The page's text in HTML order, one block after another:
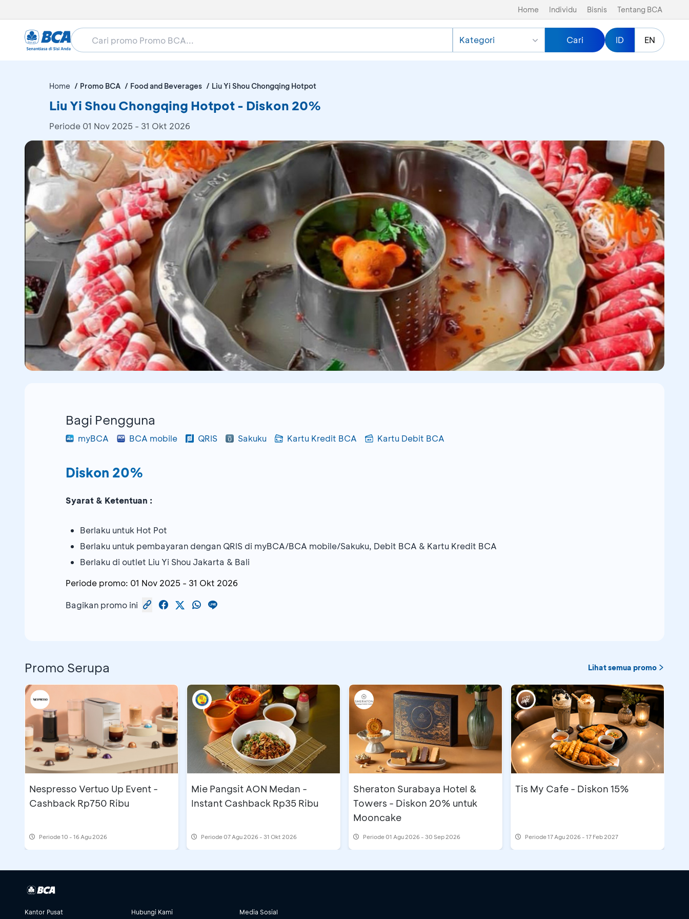
Home Individu Bisnis Tentang BCA
Kategori Cari ID EN
Home Promo BCA Food and Beverages Liu Yi Shou Chongqing Hotpot
Liu Yi Shou Chongqing Hotpot - Diskon 20%
Periode 01 Nov 2025 - 31 Okt 2026
Bagi Pengguna
myBCA BCA mobile QRIS Sakuku Kartu Kredit BCA Kartu Debit BCA
Diskon 20%
Syarat & Ketentuan :
Berlaku untuk Hot Pot
Berlaku untuk pembayaran dengan QRIS di myBCA/BCA mobile/Sakuku, Debit BCA & Kartu Kredit BCA
Berlaku di outlet Liu Yi Shou Jakarta & Bali
Periode promo: 01 Nov 2025 - 31 Okt 2026
Bagikan promo ini
Promo Serupa Lihat semua promo
Nespresso Vertuo Up Event -
Cashback Rp750 Ribu
Periode10 - 16 Agu 2026
Mie Pangsit AON Medan -
Instant Cashback Rp35 Ribu
Periode07 Agu 2026 - 31 Okt 2026
Sheraton Surabaya Hotel &
Towers - Diskon 20% untuk
Mooncake
Periode01 Agu 2026 - 30 Sep 2026
Tis My Cafe - Diskon 15%
Periode17 Agu 2026 - 17 Feb 2027
Kantor Pusat Hubungi Kami Media Sosial